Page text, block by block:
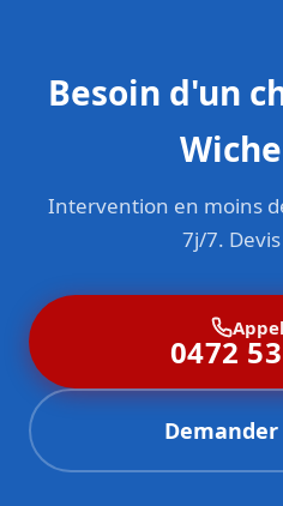
Besoin d'un
Intervention en moins
7j/7.
0472